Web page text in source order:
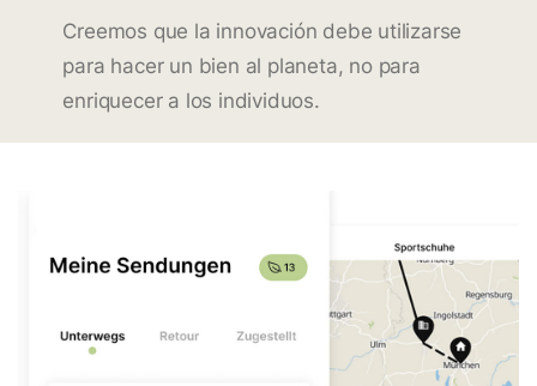
Creemos que la innovación debe utilizarse
para hacer un bien al planeta, no para
enriquecer a los individuos.